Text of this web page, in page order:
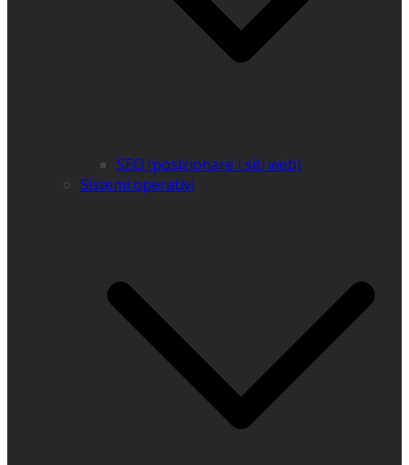
SEO (posizionare i siti web)
Sistemi operativi